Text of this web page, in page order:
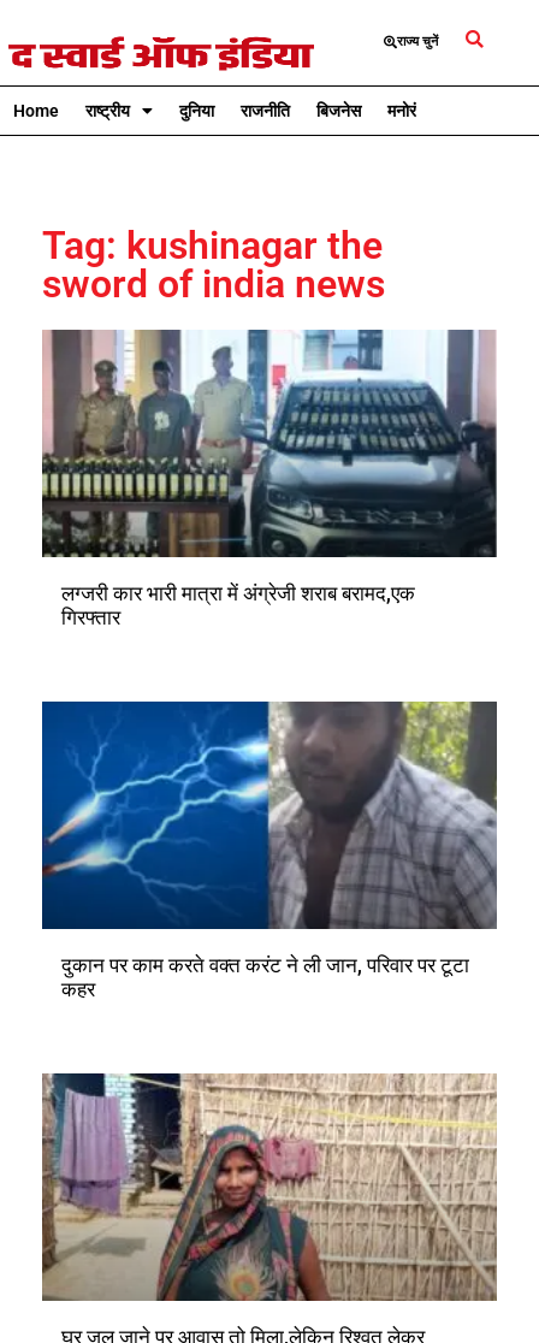
राज्य चुनें
Home राष्ट्रीय दुनिया राजनीति बिजनेस मनोरंजन
Tag: kushinagar the
sword of india news
लग्जरी कार भारी मात्रा में अंग्रेजी शराब बरामद,एक
गिरफ्तार
दुकान पर काम करते वक्त करंट ने ली जान, परिवार पर टूटा
कहर
घर जल जाने पर आवास तो मिला,लेकिन रिश्वत लेकर